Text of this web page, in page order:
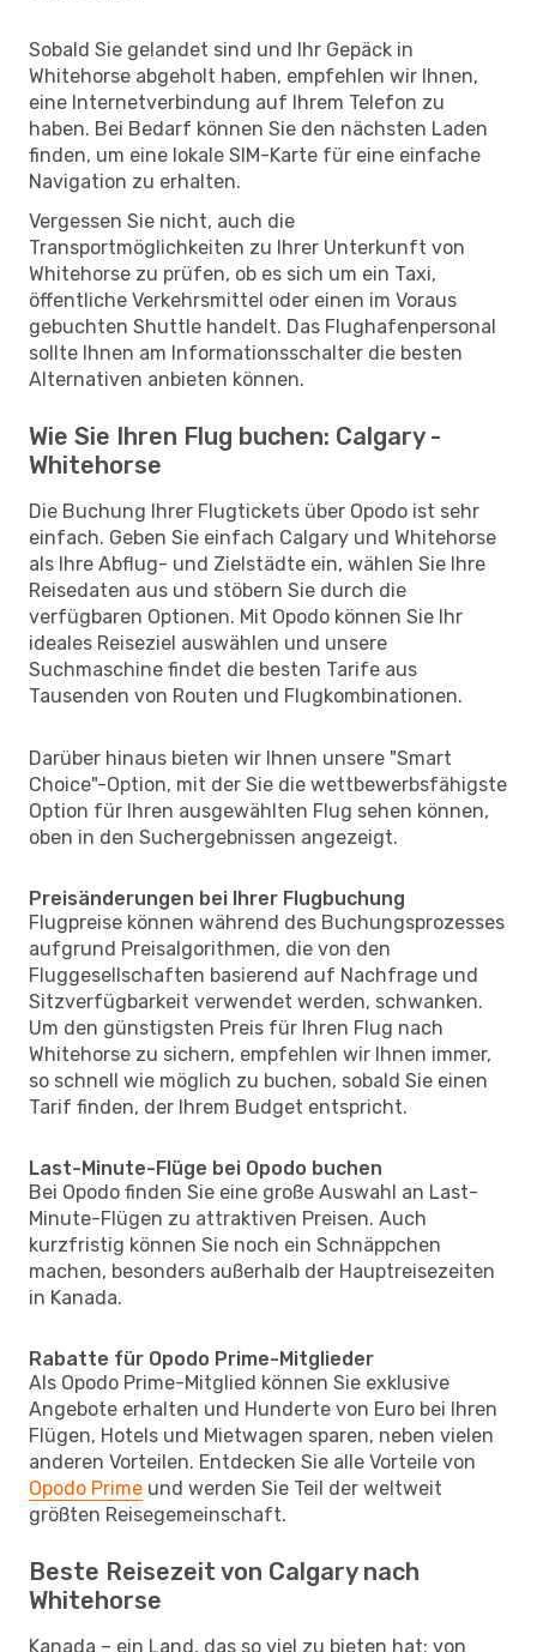
Sobald Sie gelandet sind und Ihr Gepäck in
Whitehorse abgeholt haben, empfehlen wir Ihnen,
eine Internetverbindung auf Ihrem Telefon zu
haben. Bei Bedarf können Sie den nächsten Laden
finden, um eine lokale SIM-Karte für eine einfache
Navigation zu erhalten.
Vergessen Sie nicht, auch die
Transportmöglichkeiten zu Ihrer Unterkunft von
Whitehorse zu prüfen, ob es sich um ein Taxi,
öffentliche Verkehrsmittel oder einen im Voraus
gebuchten Shuttle handelt. Das Flughafenpersonal
sollte Ihnen am Informationsschalter die besten
Alternativen anbieten können.
Wie Sie Ihren Flug buchen: Calgary -
Whitehorse
Die Buchung Ihrer Flugtickets über Opodo ist sehr
einfach. Geben Sie einfach Calgary und Whitehorse
als Ihre Abflug- und Zielstädte ein, wählen Sie Ihre
Reisedaten aus und stöbern Sie durch die
verfügbaren Optionen. Mit Opodo können Sie Ihr
ideales Reiseziel auswählen und unsere
Suchmaschine findet die besten Tarife aus
Tausenden von Routen und Flugkombinationen.
Darüber hinaus bieten wir Ihnen unsere "Smart
Choice"-Option, mit der Sie die wettbewerbsfähigste
Option für Ihren ausgewählten Flug sehen können,
oben in den Suchergebnissen angezeigt.
Preisänderungen bei Ihrer Flugbuchung
Flugpreise können während des Buchungsprozesses
aufgrund Preisalgorithmen, die von den
Fluggesellschaften basierend auf Nachfrage und
Sitzverfügbarkeit verwendet werden, schwanken.
Um den günstigsten Preis für Ihren Flug nach
Whitehorse zu sichern, empfehlen wir Ihnen immer,
so schnell wie möglich zu buchen, sobald Sie einen
Tarif finden, der Ihrem Budget entspricht.
Last-Minute-Flüge bei Opodo buchen
Bei Opodo finden Sie eine große Auswahl an Last-
Minute-Flügen zu attraktiven Preisen. Auch
kurzfristig können Sie noch ein Schnäppchen
machen, besonders außerhalb der Hauptreisezeiten
in Kanada.
Rabatte für Opodo Prime-Mitglieder
Als Opodo Prime-Mitglied können Sie exklusive
Angebote erhalten und Hunderte von Euro bei Ihren
Flügen, Hotels und Mietwagen sparen, neben vielen
anderen Vorteilen. Entdecken Sie alle Vorteile von
Opodo Prime und werden Sie Teil der weltweit
größten Reisegemeinschaft.
Beste Reisezeit von Calgary nach
Whitehorse
Kanada – ein Land, das so viel zu bieten hat: von